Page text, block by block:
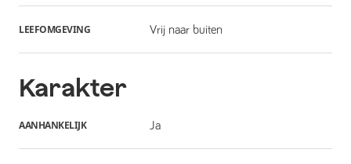
LEEFOMGEVING Vrij naar buiten
Karakter
AANHANKELIJK Ja